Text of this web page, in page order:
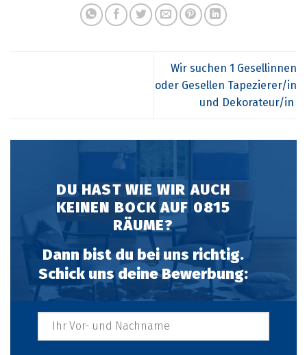
Wir suchen 1 Gesellinnen
oder Gesellen Tapezierer/in
und Dekorateur/in
DU HAST WIE WIR AUCH
KEINEN BOCK AUF 0815
RÄUME?
Dann bist du bei uns richtig.
Schick uns deine Bewerbung: